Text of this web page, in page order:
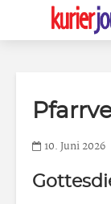
10. Juni 2026